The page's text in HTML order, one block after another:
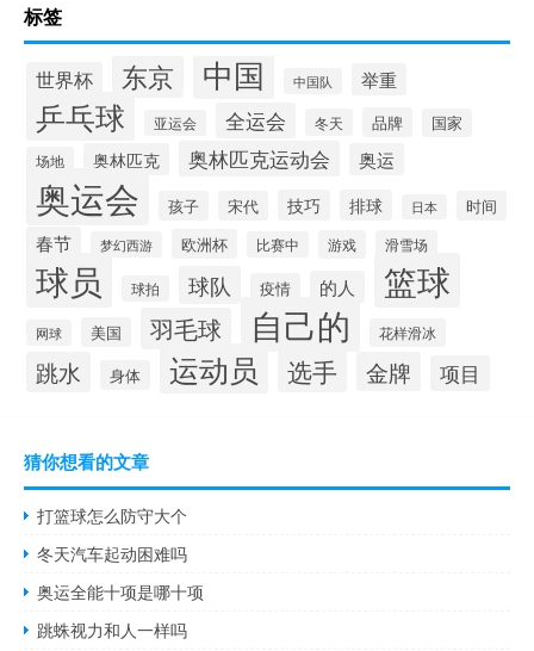
标签
世界杯 东京 中国 中国队 举重
乒乓球 亚运会 全运会 冬天 品牌 国家
场地 奥林匹克 奥林匹克运动会 奥运
奥运会 孩子 宋代 技巧 排球 日本 时间
春节 梦幻西游 欧洲杯 比赛中 游戏 滑雪场
球员 球拍 球队 疫情 的人 篮球
网球 美国 羽毛球 自己的 花样滑冰
跳水 身体 运动员 选手 金牌 项目
猜你想看的文章
打篮球怎么防守大个
冬天汽车起动困难吗
奥运全能十项是哪十项
跳蛛视力和人一样吗